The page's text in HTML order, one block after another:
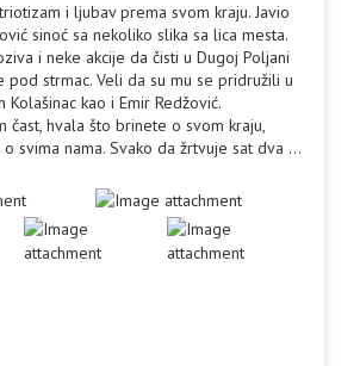
i ljubav prema svom kraju. Javio
sinoć sa nekoliko slika sa lica mesta.
i neke akcije da čisti u Dugoj Poljani
pod strmac. Veli da su mu se pridružili u
kao i Emir Redžović.
čast, hvala što brinete o svom kraju,
svima nama. Svako da žrtvuje sat dva ...